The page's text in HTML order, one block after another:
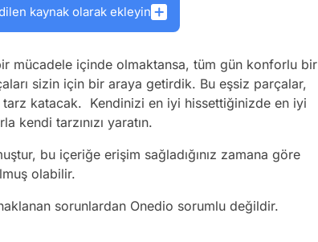
kaynak olarak ekleyin
mücadele içinde olmaktansa, tüm gün konforlu bir
sizin için bir araya getirdik. Bu eşsiz parçalar,
katacak. Kendinizi en iyi hissettiğinizde en iyi
kendi tarzınızı yaratın.
bu içeriğe erişim sağladığınız zamana göre
olabilir.
sorunlardan Onedio sorumlu değildir.